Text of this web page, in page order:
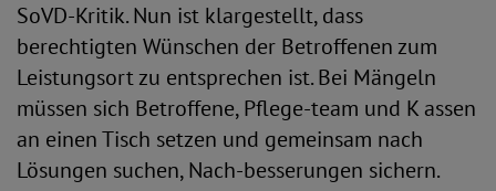
SoVD-Kritik. Nun ist klargestellt, dass
berechtigten Wünschen der Betroffenen zum
Leistungsort zu entsprechen ist. Bei Mängeln
müssen sich Betroffene, Pflege-team und K assen
an einen Tisch setzen und gemeinsam nach
Lösungen suchen, Nach-besserungen sichern.